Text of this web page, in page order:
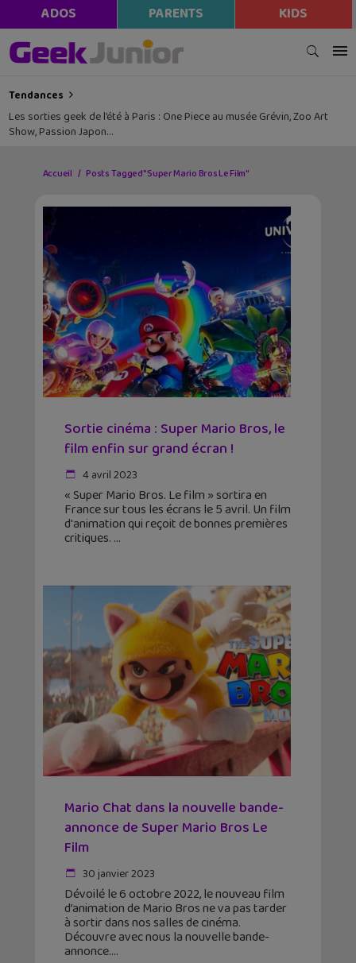
ADOS PARENTS KIDS
Tendances
Les sorties geek de l’été à Paris : One Piece au musée Grévin, Zoo Art
Show, Passion Japon…
Accueil Posts Tagged "Super Mario Bros Le Film"
Sortie cinéma : Super Mario Bros, le
film enfin sur grand écran !
4 avril 2023
« Super Mario Bros. Le film » sortira en
France sur tous les écrans le 5 avril. Un film
d'animation qui reçoit de bonnes premières
critiques.
Mario Chat dans la nouvelle bande-
annonce de Super Mario Bros Le
Film
30 janvier 2023
Dévoilé le 6 octobre 2022, le nouveau film
d’animation de Mario Bros ne va pas tarder
à sortir dans nos salles de cinéma.
Découvre avec nous la nouvelle bande-
annonce.